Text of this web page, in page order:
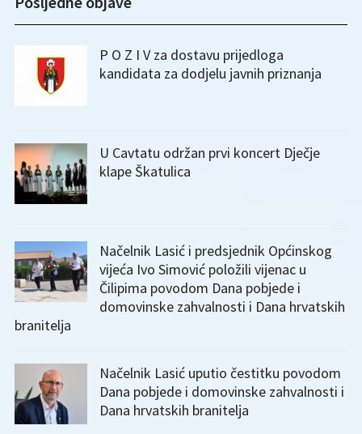
P O Z I V za dostavu prijedloga
kandidata za dodjelu javnih priznanja
U Cavtatu održan prvi koncert Dječje
klape Škatulica
Načelnik Lasić i predsjednik Općinskog
vijeća Ivo Simović položili vijenac u
Čilipima povodom Dana pobjede i
domovinske zahvalnosti i Dana hrvatskih
branitelja
Načelnik Lasić uputio čestitku povodom
Dana pobjede i domovinske zahvalnosti i
Dana hrvatskih branitelja